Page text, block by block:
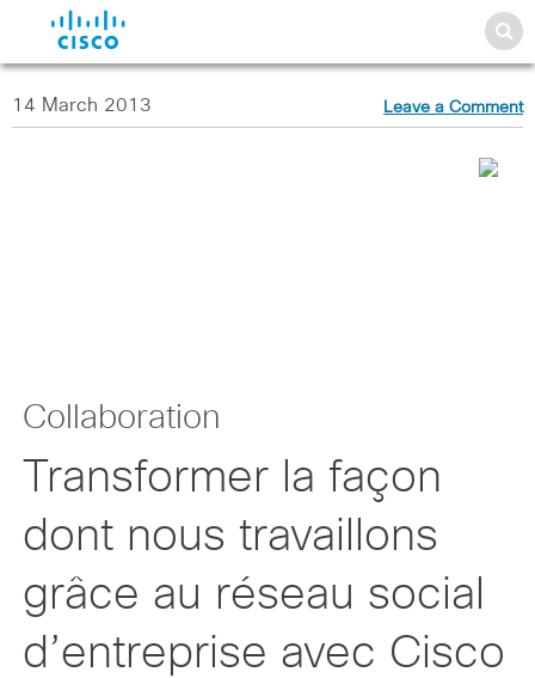
14 March 2013 Leave a Comment
Collaboration
Transformer la façon
dont nous travaillons
grâce au réseau social
d’entreprise avec Cisco